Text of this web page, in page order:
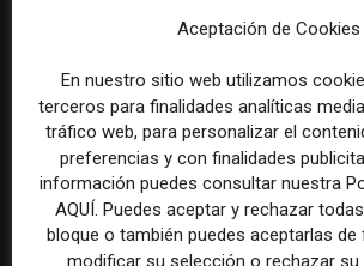
La Universidad CEU
Cardenal Herrera presenta
un informe con pautas para
Paul
avance de
Aceptación de Cookies
En nuestro sitio web utilizamos
terceros para finalidades analíticas
tráfico web, para personalizar el
preferencias y con finalidades
información puedes consultar nuestra
AQUÍ. Puedes aceptar y rechazar
bloque o también puedes aceptarlas
modificar su selección o rechazar su